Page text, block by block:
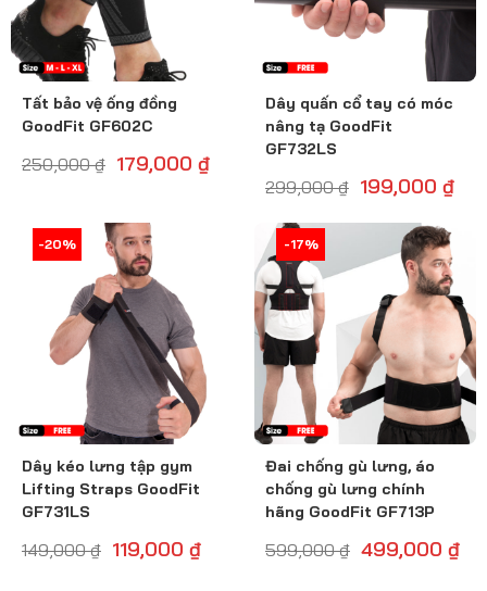
Tất bảo vệ ống đồng
GoodFit GF602C
250,000₫ 179,000 ₫
Dây quấn cổ tay có móc
nâng tạ GoodFit
GF732LS
299,000₫ 199,000 ₫
-21%
Dây kéo lưng tập gym
Lifting Straps GoodFit
GF731LS
149,000₫ 119,000 ₫
-20% -17%
Đai chống gù lưng, áo
chống gù lưng chính
hãng GoodFit GF713P
599,000₫ 499,000 ₫
-17%